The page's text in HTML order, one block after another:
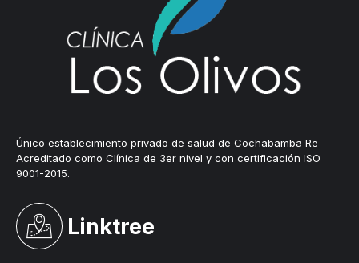
Único establecimiento privado de salud de Cochabamba Re
Acreditado como Clínica de 3er nivel y con certificación ISO
9001-2015.
Linktree